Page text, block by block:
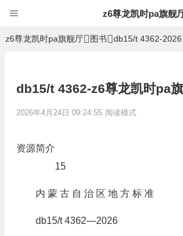
z6尊龙凯时pa旗舰
z6尊龙凯时pa旗舰厅 图书 db15/t 4362-
db15/t 4362-z6尊龙凯时pa
2026年4月24日 09:24:55 阅读模式
资源简介
15
内 蒙 古 自 治 区 地 方 标 准
db15/t 4362—2026